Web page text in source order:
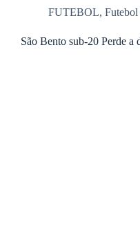
FUTEBOL, Futebol
São Bento sub-20 Perde a